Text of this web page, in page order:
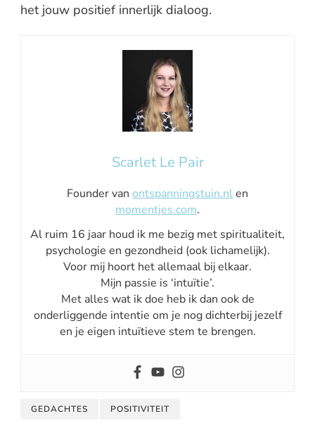
het jouw positief innerlijk dialoog.
Scarlet Le Pair
Founder van ontspanningstuin.nlen
momentjes.com.
Al ruim 16 jaar houd ik me bezig met spiritualiteit,
psychologie en gezondheid (ook lichamelijk).
Voor mij hoort het allemaal bij elkaar.
Mijn passie is ‘intuïtie’.
Met alles wat ik doe heb ik dan ook de
onderliggende intentie om je nog dichterbij jezelf
en je eigen intuïtieve stem te brengen.
GEDACHTES POSITIVITEIT